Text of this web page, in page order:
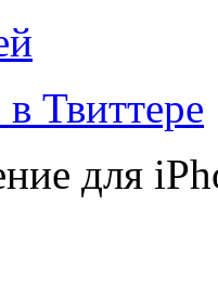
Твиттере
для